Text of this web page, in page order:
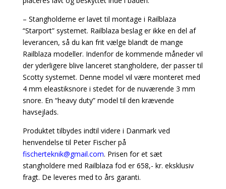
– Stangholderne er lavet til montage i Railblaza
“Starport” systemet. Railblaza beslag er ikke en del af
leverancen, så du kan frit vælge blandt de mange
Railblaza modeller. Indenfor de kommende måneder vil
der yderligere blive lanceret stangholdere, der passer til
Scotty systemet. Denne model vil være monteret med
4 mm eleastiksnore i stedet for de nuværende 3 mm
snore. En “heavy duty” model til den krævende
havsejlads.
Produktet tilbydes indtil videre i Danmark ved
henvendelse til Peter Fischer på
fischerteknik@gmail.com. Prisen for et sæt
stangholdere med Railblaza fod er 658,- kr. eksklusiv
fragt. De leveres med to års garanti.